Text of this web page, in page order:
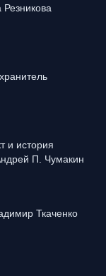
и история
П. Чумакин
Ткаченко